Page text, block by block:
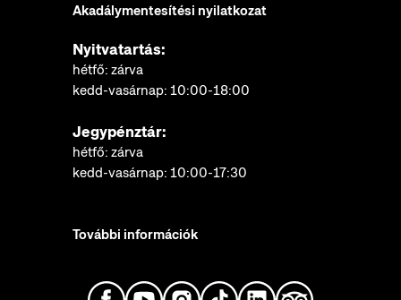
Akadálymentesítési nyilatkozat
Nyitvatartás:
hétfő: zárva
kedd-vasárnap: 10:00-18:00
Jegypénztár:
hétfő: zárva
kedd-vasárnap: 10:00-17:30
További információk